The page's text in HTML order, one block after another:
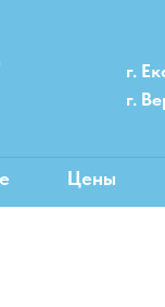
Цены
г.
г.